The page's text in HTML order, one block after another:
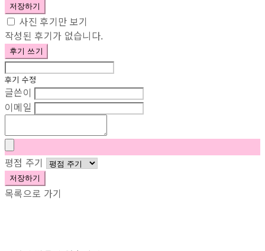
저장하기
사진 후기만 보기
작성된 후기가 없습니다.
후기 쓰기
후기 수정
글쓴이
이메일
평점 주기
저장하기
목록으로 가기